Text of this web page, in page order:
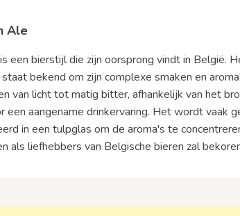
Ale
een bierstijl die zijn oorsprong vindt in België.
bekend om zijn complexe smaken en
van licht tot matig bitter, afhankelijk van het
een aangename drinkervaring. Het wordt
in een tulpglas om de aroma's te
als liefhebbers van Belgische bieren zal